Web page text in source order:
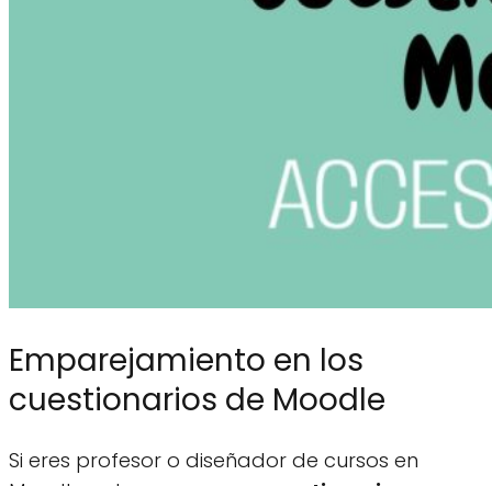
Emparejamiento en los
cuestionarios de Moodle
Si eres profesor o diseñador de cursos en